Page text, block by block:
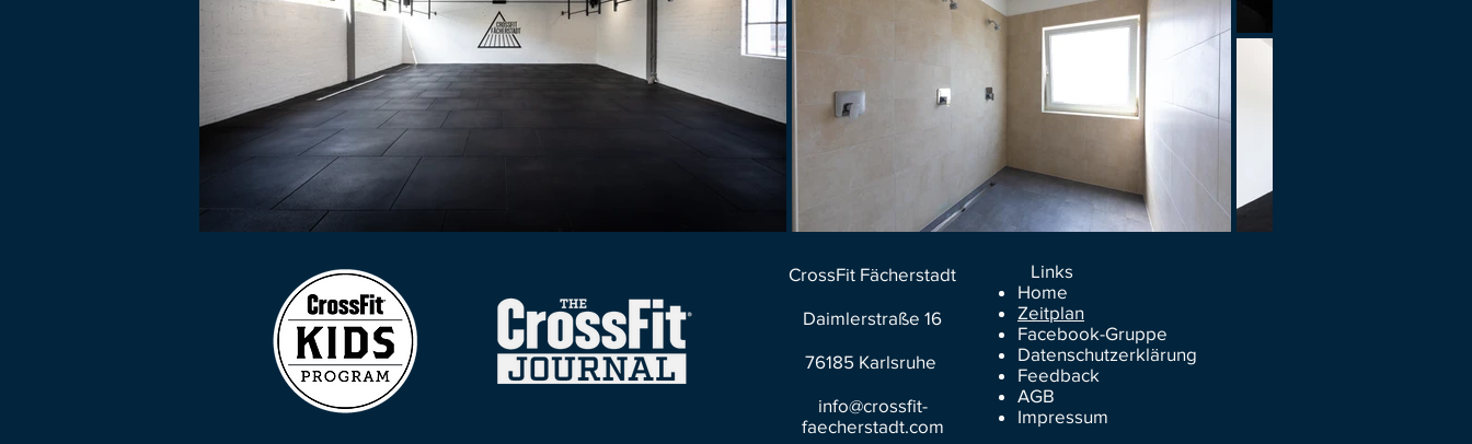
CrossFit Fächerstadt
Daimlerstraße 16
76185 Karlsruhe
info@crossfit-
faecherstadt.com
Links​
Home
Zeitplan
Facebook-Gruppe
Datenschutzerklärung
Feedback
AGB
Impressum